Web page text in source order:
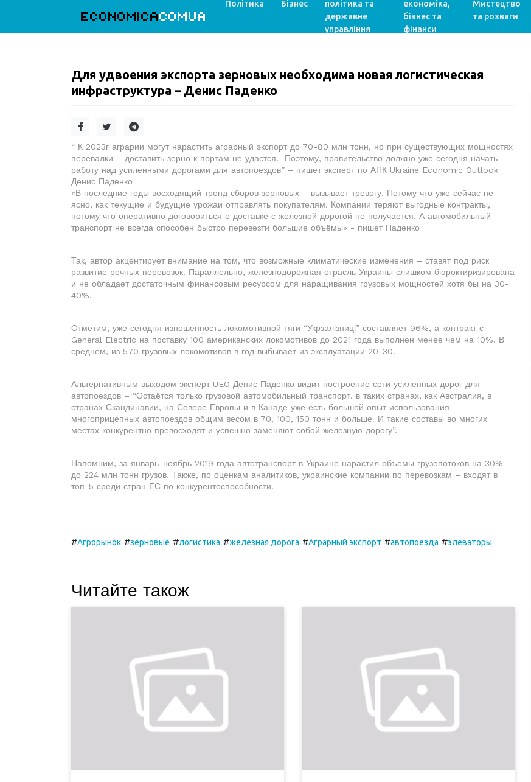
ECONOMICACOMUA
Політика Бізнес
політика та
державне
управління
економіка,
бізнес та
фінанси
Мистецтво
та розваги
Для удвоения экспорта зерновых необходима новая логистическая
инфраструктура – Денис Паденко
“ К 2023г аграрии могут нарастить аграрный экспорт до 70-80 млн тонн, но при существующих мощностях
перевалки – доставить зерно к портам не удастся. Поэтому, правительство должно уже сегодня начать
работу над усиленными дорогами для автопоездов” – пишет эксперт по АПК Ukraine Economic Outlook
Денис Паденко
«В последние годы восходящий тренд сборов зерновых – вызывает тревогу. Потому что уже сейчас не
ясно, как текущие и будущие урожаи отправлять покупателям. Компании теряют выгодные контракты,
потому что оперативно договориться о доставке с железной дорогой не получается. А автомобильный
транспорт не всегда способен быстро перевезти большие объёмы» - пишет Паденко
Так, автор акцентирует внимание на том, что возможные климатические изменения – ставят под риск
развитие речных перевозок. Параллельно, железнодорожная отрасль Украины слишком бюроктиризирована
и не обладает достаточным финансовым ресурсом для наращивания грузовых мощностей хотя бы на 30-
40%.
Отметим, уже сегодня изношенность локомотивной тяги “Укрзалізниці” составляет 96%, а контракт с
General Electric на поставку 100 американских локомотивов до 2021 года выполнен менее чем на 10%. В
среднем, из 570 грузовых локомотивов в год выбывает из эксплуатации 20-30.
Альтернативным выходом эксперт UEO Денис Паденко видит построение сети усиленных дорог для
автопоездов – “Остаётся только грузовой автомобильный транспорт. в таких странах, как Австралия, в
странах Скандинавии, на Севере Европы и в Канаде уже есть большой опыт использования
многоприцепных автопоездов общим весом в 70, 100, 150 тонн и больше. И такие составы во многих
местах конкурентно превосходят и успешно заменяют собой железную дорогу”.
Напомним, за январь-ноябрь 2019 года автотранспорт в Украине нарастил объемы грузопотоков на 30% -
до 224 млн тонн грузов. Также, по оценкам аналитиков, украинские компании по перевозкам – входят в
топ-5 среди стран ЕС по конкурентоспособности.
#Агрорынок #зерновые #логистика #железная дорога #Аграрный экспорт #автопоезда #элеваторы
Читайте також